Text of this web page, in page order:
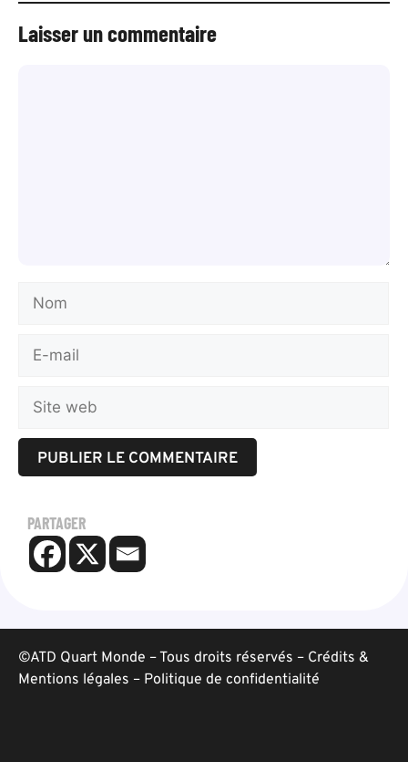
Laisser un commentaire
PARTAGER
©ATD Quart Monde – Tous droits réservés – Crédits &
Mentions légales – Politique de confidentialité